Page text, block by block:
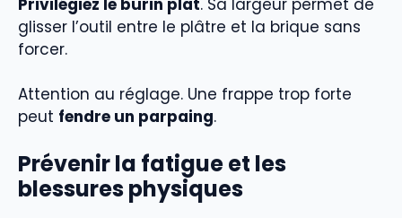
Privilégiez le burin plat. Sa largeur permet de
glisser l’outil entre le plâtre et la brique sans
forcer.
Attention au réglage. Une frappe trop forte
peut fendre un parpaing.
Prévenir la fatigue et les
blessures physiques